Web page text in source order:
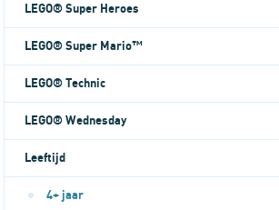
LEGO® Super Heroes
LEGO® Super Mario™
LEGO® Technic
LEGO® Wednesday
Leeftijd
4+ jaar